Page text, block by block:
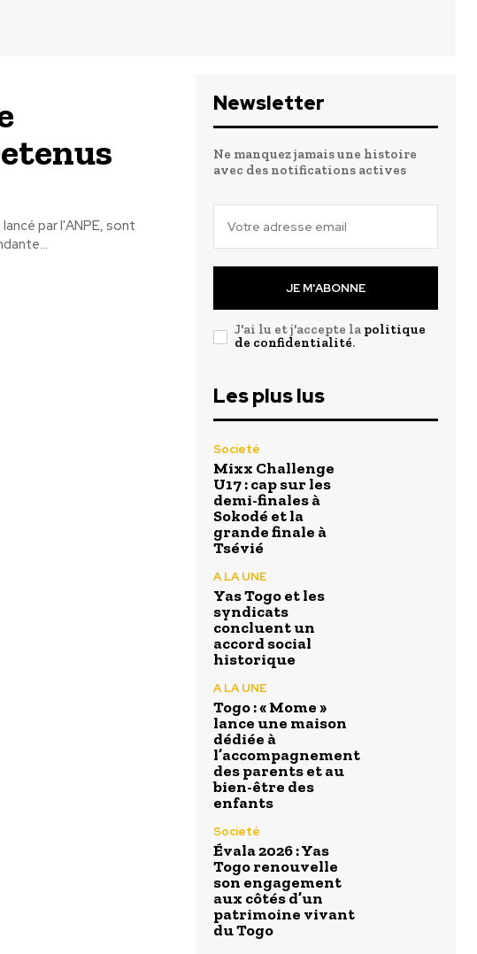
par l'ANPE, sont
Newsletter
Ne manquez jamais une histoire
avec des notifications actives
JE M'ABONNE
J'ai lu et j'accepte la politique
de confidentialité.
Les plus lus
Societé
Mixx Challenge
U17 : cap sur les
demi-finales à
Sokodé et la
grande finale à
Tsévié
A LA UNE
Yas Togo et les
syndicats
concluent un
accord social
historique
A LA UNE
Togo : « Mome »
lance une maison
dédiée à
l’accompagnement
des parents et au
bien-être des
enfants
Societé
Évala 2026 : Yas
Togo renouvelle
son engagement
aux côtés d’un
patrimoine vivant
du Togo